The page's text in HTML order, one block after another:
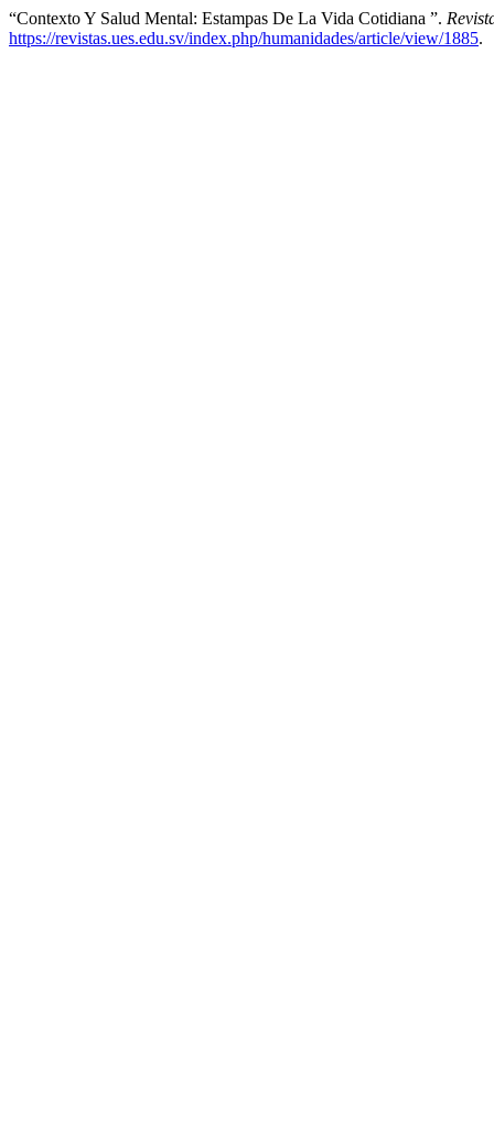
“Contexto Y Salud Mental: Estampas De La Vida Cotidiana ”.
https://revistas.ues.edu.sv/index.php/humanidades/article/view/1885.